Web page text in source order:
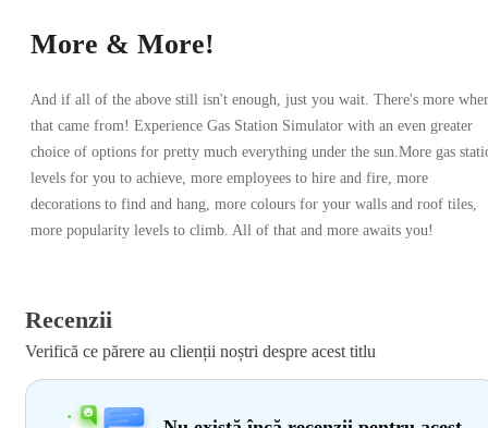
More & More!
And if all of the above still isn't enough, just you wait. There's more
that came from! Experience Gas Station Simulator with an even greater
choice of options for pretty much everything under the sun.More gas
levels for you to achieve, more employees to hire and fire, more
decorations to find and hang, more colours for your walls and roof tiles,
more popularity levels to climb. All of that and more awaits you!
Recenzii
Verifică ce părere au clienții noștri despre acest titlu